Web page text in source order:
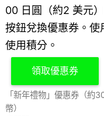
00 日圓（約2 美元
按鈕兌換優惠券。使
使用積分。
領取優惠券
「新年禮物」優惠券（約
幣）